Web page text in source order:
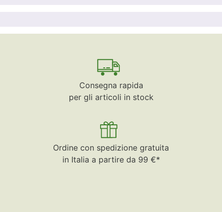
Consegna rapida
per gli articoli in stock
Ordine con spedizione gratuita
in Italia a partire da 99 €*